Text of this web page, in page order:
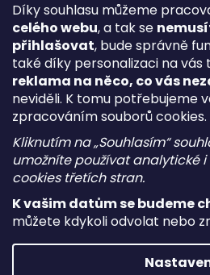
Díky souhlasu můžeme
celého webu, a tak se
přihlašovat, bude správně
také díky personalizaci na vás
reklama na něco, co vás
neviděli. K tomu potřebujeme
zpracováním souborů cookies.
Kliknutím na „Souhlasím“
umožníte používat analytické
cookies třetích stran.
K vašim datům se budeme
můžete kdykoli odvolat nebo
Vytvořil